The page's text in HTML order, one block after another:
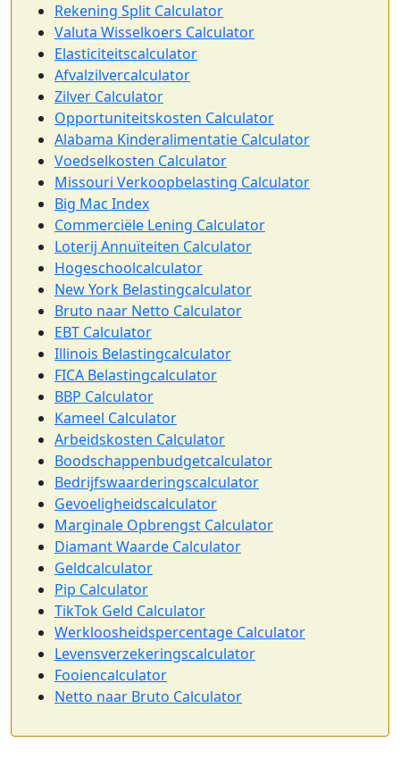
Rekening Split Calculator
Valuta Wisselkoers Calculator
Elasticiteitscalculator
Afvalzilvercalculator
Zilver Calculator
Opportuniteitskosten Calculator
Alabama Kinderalimentatie Calculator
Voedselkosten Calculator
Missouri Verkoopbelasting Calculator
Big Mac Index
Commerciële Lening Calculator
Loterij Annuïteiten Calculator
Hogeschoolcalculator
New York Belastingcalculator
Bruto naar Netto Calculator
EBT Calculator
Illinois Belastingcalculator
FICA Belastingcalculator
BBP Calculator
Kameel Calculator
Arbeidskosten Calculator
Boodschappenbudgetcalculator
Bedrijfswaarderingscalculator
Gevoeligheidscalculator
Marginale Opbrengst Calculator
Diamant Waarde Calculator
Geldcalculator
Pip Calculator
TikTok Geld Calculator
Werkloosheidspercentage Calculator
Levensverzekeringscalculator
Fooiencalculator
Netto naar Bruto Calculator